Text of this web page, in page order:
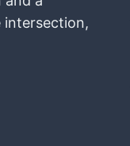
intersection,